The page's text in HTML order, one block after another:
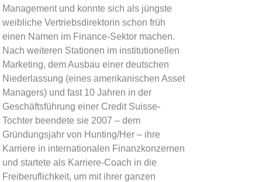
Management und konnte sich als jüngste
weibliche Vertriebsdirektorin schon früh
einen Namen im Finance-Sektor machen.
Nach weiteren Stationen im institutionellen
Marketing, dem Ausbau einer deutschen
Niederlassung (eines amerikanischen Asset
Managers) und fast 10 Jahren in der
Geschäftsführung einer Credit Suisse-
Tochter beendete sie 2007 – dem
Gründungsjahr von Hunting/Her – ihre
Karriere in internationalen Finanzkonzernen
und startete als Karriere-Coach in die
Freiberuflichkeit, um mit ihrer ganzen